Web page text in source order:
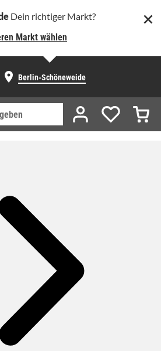
Dein richtiger Markt?
Markt wählen
Berlin-Schöneweide